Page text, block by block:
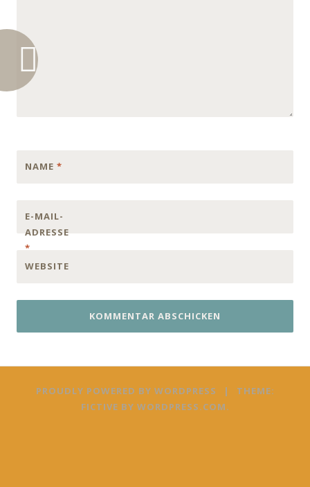
NAME *
E-MAIL-
ADRESSE
*
WEBSITE
PROUDLY POWERED BY WORDPRESS |
THEME:
FICTIVE BY WORDPRESS.COM.